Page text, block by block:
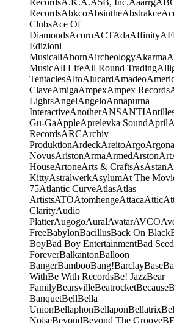
RecordsA.K.A.A5B, Inc.Aaarrg
RecordsAbkcoAbsintheAbstrakce
ClubsAce Of
DiamondsAcornACTAdaAffinity
Edizioni
MusicaliAhornAircheologyAkarma
MusicAll LifeAll Round Trading
TentaclesAltoAlucardAmadeo
ClaveAmigaAmpexAmpex Records
LightsAngelAngeloAnnapurna
InteractiveAnotherANSANTI
Gu-GaAppleAprelevka SoundApril
RecordsARCArchiv
ProduktionArdeckAreitoArgo
NovusAristonArmaArmedArstonArt
HouseArtoneArts & CraftsAsAstan
KittyAstralwerkAsylumAt The
75Atlantic CurveAtlasAtlas
ArtistsATOAtomhengeAttacaAttic
ClarityAudio
PlatterAugogoAuralAvatarAVCO
FreeBabylonBacillusBack On Black
BoyBad Boy EntertainmentBad Seed
ForeverBalkantonBalloon
BangerBambooBang!BarclayBase
WithBe With RecordsBe! JazzBear
FamilyBearsvilleBeatrocketBecause
BanquetBellBella
UnionBellaphonBellaponBellatrix
NoiseBeyondBeyond The Groove